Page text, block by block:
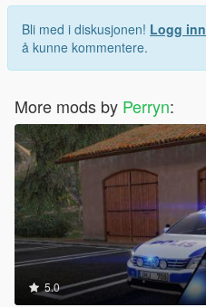
Bli med i diskusjonen! Logg inn
å kunne kommentere.
More mods by Perryn:
5.0